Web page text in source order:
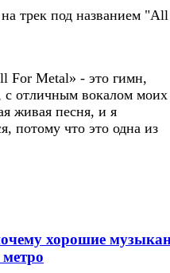
трек под названием
For Metal» - это гимн,
отличным вокалом моих
живая песня, и я
потому что это одна из
хорошие